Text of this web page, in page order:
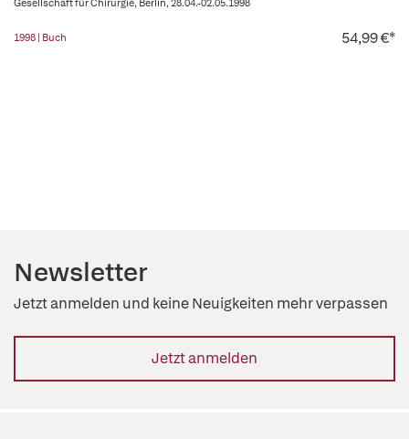
Gesellschaft für Chirurgie, Berlin, 28.04.-02.05.1998
1998 | Buch 54,99 €*
Newsletter
Jetzt anmelden und keine Neuigkeiten mehr verpassen
Jetzt anmelden